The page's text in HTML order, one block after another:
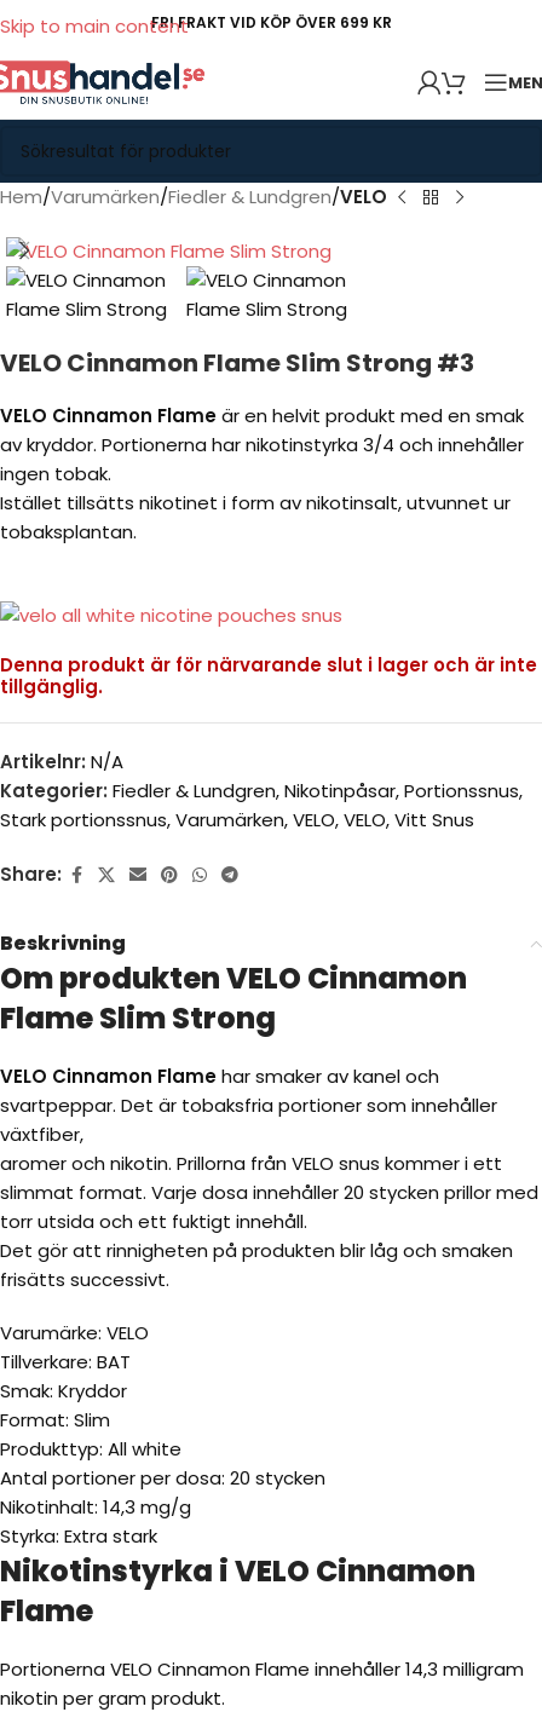
Skip to main contentFRI FRAKT VID KÖP ÖVER 699 KR
Hem Varumärken Fiedler & Lundgren VELO
VELO Cinnamon Flame Slim Strong #3
VELO Cinnamon Flameär en helvit produkt med en smak
av kryddor. Portionerna har nikotinstyrka 3/4 och innehåller
ingen tobak.
Istället tillsätts nikotinet i form av nikotinsalt, utvunnet ur
tobaksplantan.
Denna produkt är för närvarande slut i lager och är inte
tillgänglig.
Artikelnr: N/A
Kategorier: Fiedler & Lundgren,Nikotinpåsar,Portionssnus,
Stark portionssnus,Varumärken,VELO,VELO,Vitt Snus
Share:
Beskrivning
Om produkten VELO Cinnamon
Flame Slim Strong
VELO Cinnamon Flamehar smaker av kanel och
svartpeppar. Det är tobaksfria portioner som innehåller
växtfiber,
aromer och nikotin. Prillorna från VELO snus kommer i ett
slimmat format. Varje dosa innehåller 20 stycken prillor med
torr utsida och ett fuktigt innehåll.
Det gör att rinnigheten på produkten blir låg och smaken
frisätts successivt.
Varumärke: VELO
Tillverkare: BAT
Smak: Kryddor
Format: Slim
Produkttyp: All white
Antal portioner per dosa: 20 stycken
Nikotinhalt: 14,3 mg/g
Styrka: Extra stark
Nikotinstyrka i VELO Cinnamon
Flame
Portionerna VELO Cinnamon Flame innehåller 14,3 milligram
nikotin per gram produkt.